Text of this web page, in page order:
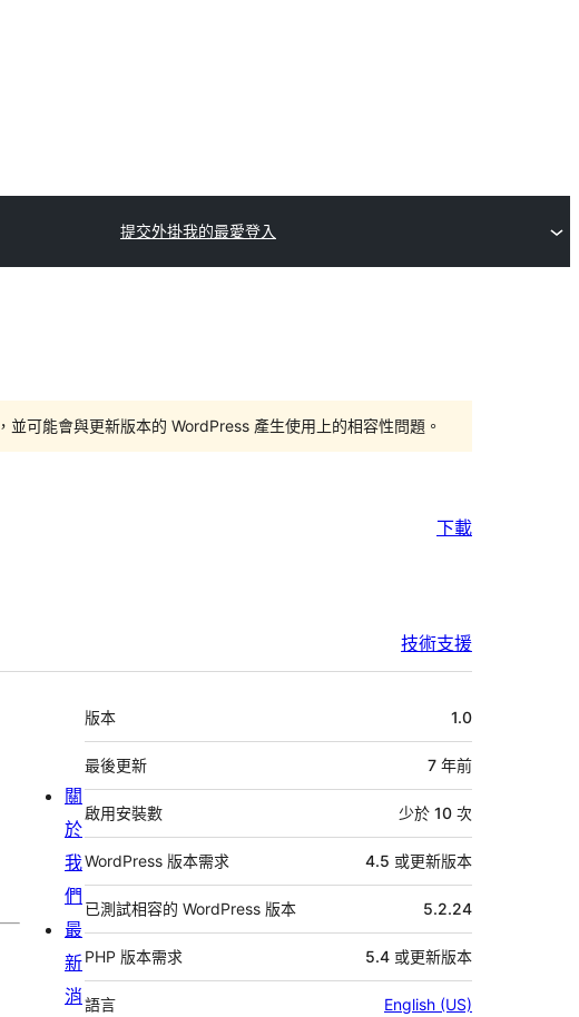
提交外掛我的最愛登入
可能會與更新版本的 WordPress 產生使用上的相容性問題。
下載
技術支援
中
繼
資
料
版本 1.0
最後更新 7 年前
啟用安裝數 少於 10 次
WordPress 版本需求 4.5 或更新版本
已測試相容的 WordPress 版本 5.2.24
PHP 版本需求 5.4 或更新版本
語言 English (US)
關
於
我
們
最
新
消